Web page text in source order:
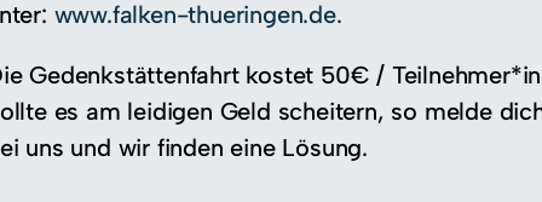
www.falken-thueringen.de.
Gedenkstättenfahrt kostet 50€ /
es am leidigen Geld scheitern, so melde
uns und wir finden eine Lösung.